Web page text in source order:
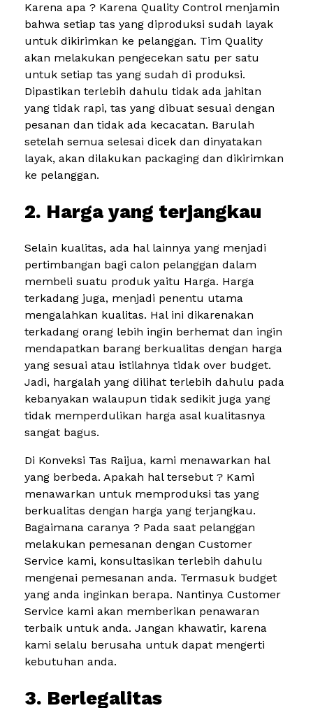
Karena apa ? Karena Quality Control menjamin
bahwa setiap tas yang diproduksi sudah layak
untuk dikirimkan ke pelanggan. Tim Quality
akan melakukan pengecekan satu per satu
untuk setiap tas yang sudah di produksi.
Dipastikan terlebih dahulu tidak ada jahitan
yang tidak rapi, tas yang dibuat sesuai dengan
pesanan dan tidak ada kecacatan. Barulah
setelah semua selesai dicek dan dinyatakan
layak, akan dilakukan packaging dan dikirimkan
ke pelanggan.
2. Harga yang terjangkau
Selain kualitas, ada hal lainnya yang menjadi
pertimbangan bagi calon pelanggan dalam
membeli suatu produk yaitu Harga. Harga
terkadang juga, menjadi penentu utama
mengalahkan kualitas. Hal ini dikarenakan
terkadang orang lebih ingin berhemat dan ingin
mendapatkan barang berkualitas dengan harga
yang sesuai atau istilahnya tidak over budget.
Jadi, hargalah yang dilihat terlebih dahulu pada
kebanyakan walaupun tidak sedikit juga yang
tidak memperdulikan harga asal kualitasnya
sangat bagus.
Di Konveksi Tas Raijua, kami menawarkan hal
yang berbeda. Apakah hal tersebut ? Kami
menawarkan untuk memproduksi tas yang
berkualitas dengan harga yang terjangkau.
Bagaimana caranya ? Pada saat pelanggan
melakukan pemesanan dengan Customer
Service kami, konsultasikan terlebih dahulu
mengenai pemesanan anda. Termasuk budget
yang anda inginkan berapa. Nantinya Customer
Service kami akan memberikan penawaran
terbaik untuk anda. Jangan khawatir, karena
kami selalu berusaha untuk dapat mengerti
kebutuhan anda.
3. Berlegalitas